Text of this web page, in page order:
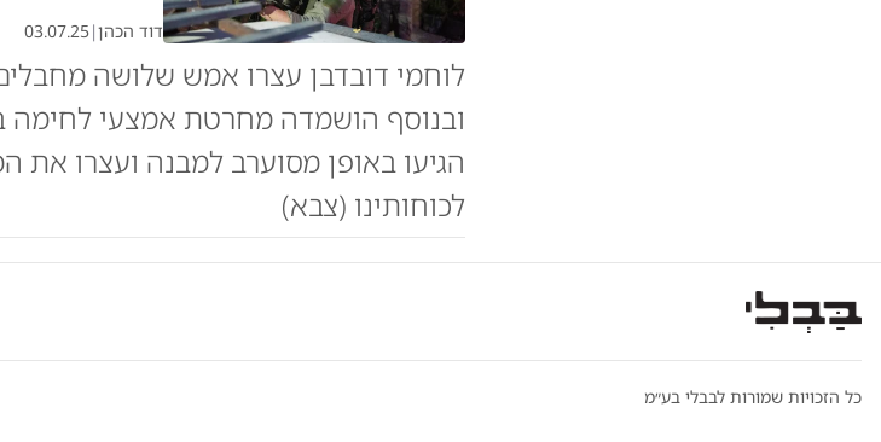
דוד הכהן|
03.07.25
לוחמי דובדבן עצרו אמש שלושה
ובנוסף הושמדה מחרטת אמצעי
הגיעו באופן מסוערב למבנה ועצרו את
לכוחותינו (צבא)
כל הזכויות שמורות לבבלי בע״מ